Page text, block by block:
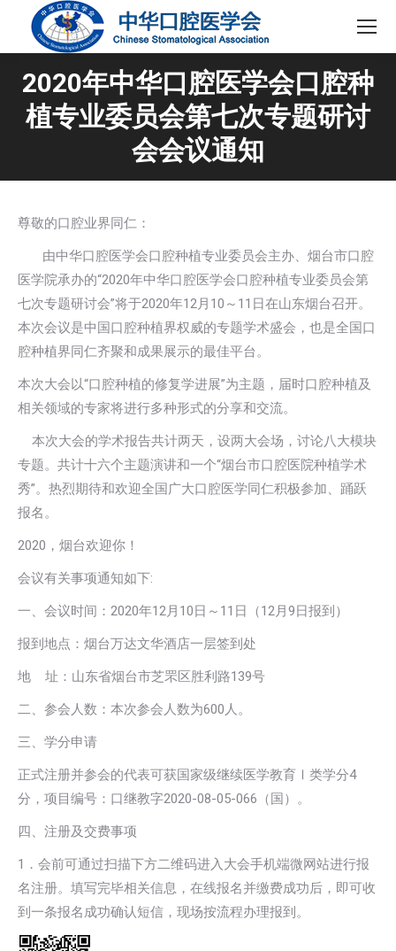
2020年中华口腔医学会口腔种
植专业委员会第七次专题研讨
会会议通知
尊敬的口腔业界同仁：
由中华口腔医学会口腔种植专业委员会主办、烟台市口腔
医学院承办的“2020年中华口腔医学会口腔种植专业委员会第
七次专题研讨会”将于2020年12月10～11日在山东烟台召开。
本次会议是中国口腔种植界权威的专题学术盛会，也是全国口
腔种植界同仁齐聚和成果展示的最佳平台。
本次大会以“口腔种植的修复学进展”为主题，届时口腔种植及
相关领域的专家将进行多种形式的分享和交流。
本次大会的学术报告共计两天，设两大会场，讨论八大模块
专题。共计十六个主题演讲和一个“烟台市口腔医院种植学术
秀”。热烈期待和欢迎全国广大口腔医学同仁积极参加、踊跃
报名。
2020，烟台欢迎你！
会议有关事项通知如下:
一、会议时间：2020年12月10日～11日（12月9日报到）
报到地点：烟台万达文华酒店一层签到处
地 址：山东省烟台市芝罘区胜利路139号
二、参会人数：本次参会人数为600人。
三、学分申请
正式注册并参会的代表可获国家级继续医学教育Ⅰ类学分4
分，项目编号：口继教字2020-08-05-066（国）。
四、注册及交费事项
1．会前可通过扫描下方二维码进入大会手机端微网站进行报
名注册。填写完毕相关信息，在线报名并缴费成功后，即可收
到一条报名成功确认短信，现场按流程办理报到。